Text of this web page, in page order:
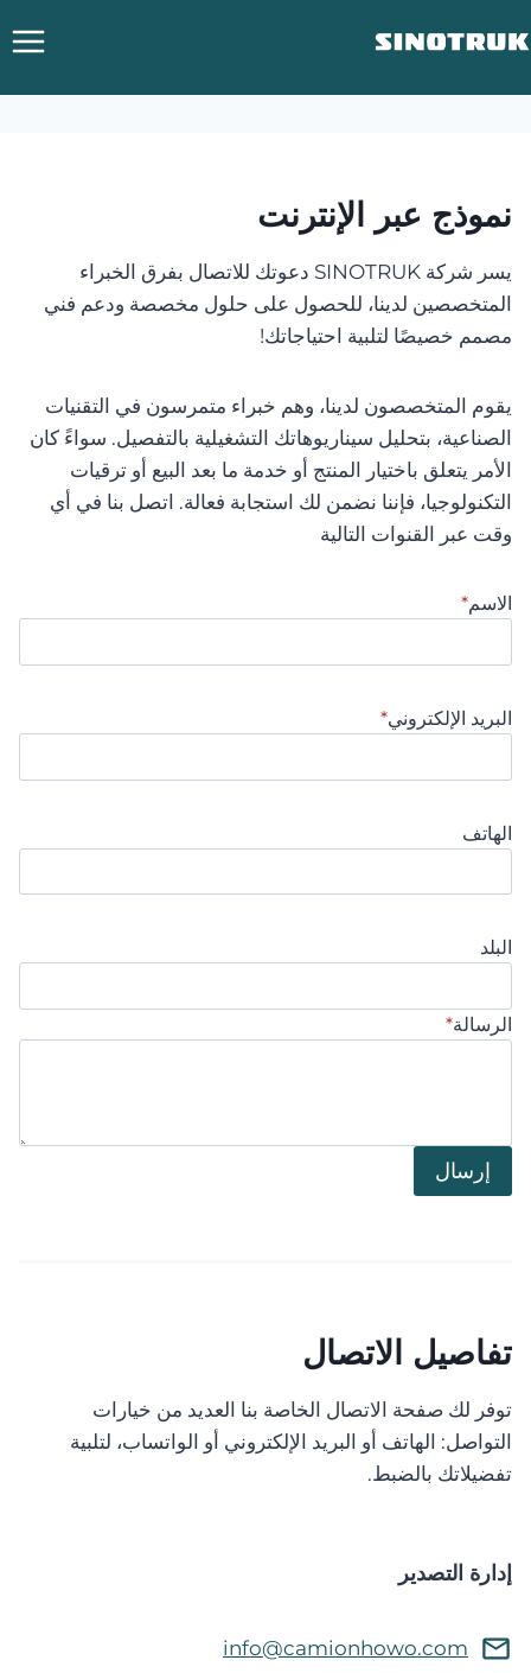
إلى
نموذج عبر الإنترنت
يسر شركة SINOTRUK دعوتك للاتصال بفرق الخبراء
المتخصصين لدينا، للحصول على حلول مخصصة ودعم فني
مصمم خصيصًا لتلبية احتياجاتك!
يقوم المتخصصون لدينا، وهم خبراء متمرسون في التقنيات
الصناعية، بتحليل سيناريوهاتك التشغيلية بالتفصيل. سواءً كان
الأمر يتعلق باختيار المنتج أو خدمة ما بعد البيع أو ترقيات
التكنولوجيا، فإننا نضمن لك استجابة فعالة. اتصل بنا في أي
وقت عبر القنوات التالية
الاسم*
البريد الإلكتروني*
الهاتف
البلد
الرسالة*
إرسال
تفاصيل الاتصال
توفر لك صفحة الاتصال الخاصة بنا العديد من خيارات
التواصل: الهاتف أو البريد الإلكتروني أو الواتساب، لتلبية
تفضيلاتك بالضبط.
إدارة التصدير
info@camionhowo.com